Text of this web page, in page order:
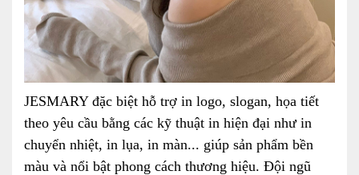
JESMARY đặc biệt hỗ trợ in logo, slogan, họa tiết
theo yêu cầu bằng các kỹ thuật in hiện đại như in
chuyển nhiệt, in lụa, in màn... giúp sản phẩm bền
màu và nổi bật phong cách thương hiệu. Đội ngũ